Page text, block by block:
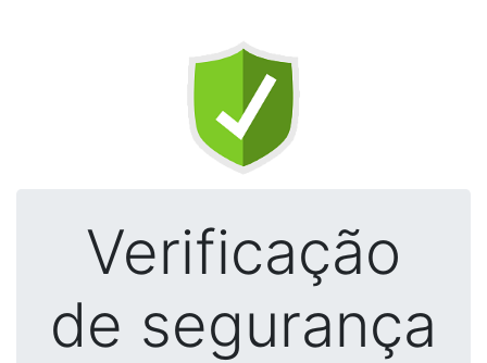
Verificação
de segurança